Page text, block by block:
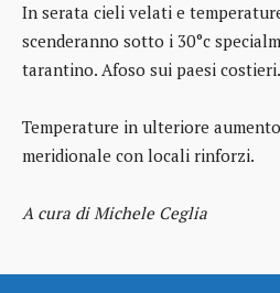
In serata cieli velati e
scenderanno sotto i 30°c
tarantino. Afoso sui paesi costieri.
Temperature in ulteriore
meridionale con locali rinforzi.
A cura di Michele Ceglia